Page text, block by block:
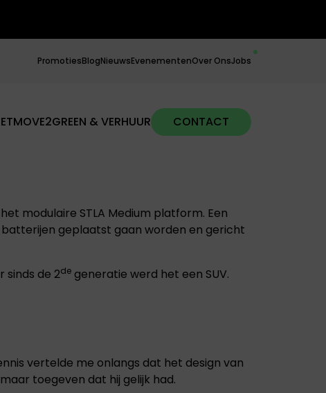
PromotiesBlogNieuwsEvenementenOver OnsJobs
combineert
innovatie en
wendbaarheid en
betaalbaarheid. Fiat
biedt een perfecte
MOVE2GREEN & VERHUUR CONTACT
modulaire STLA Medium platform. Een
geplaatst gaan worden en gericht
sinds de 2de generatie werd het een SUV.
vertelde me onlangs dat het design van
toegeven dat hij gelijk had.